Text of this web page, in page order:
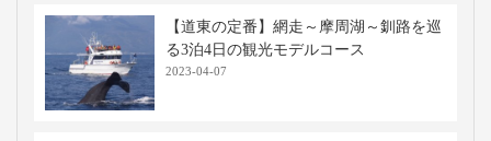
【道東の定番】網走～摩周湖～釧路を巡
る3泊4日の観光モデルコース
2023-04-07